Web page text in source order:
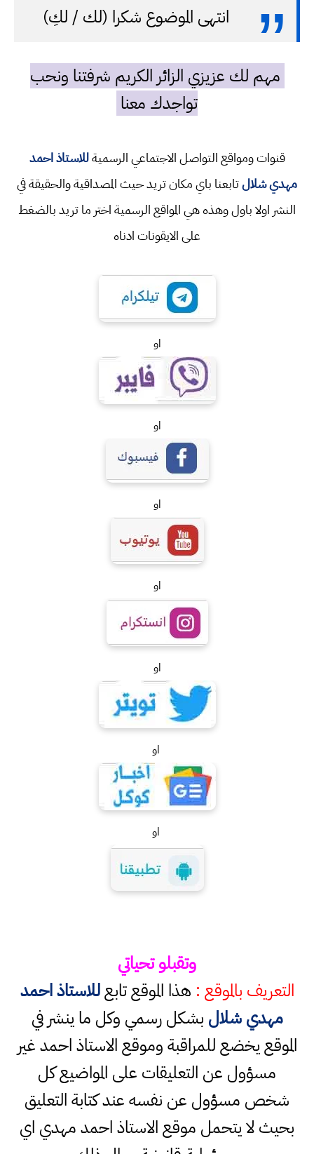
انتهى الموضوع شكرا (لك / لكِ)
مهم لك عزيزي الزائر الكريم شرفتنا ونحب
تواجدك معنا
قنوات ومواقع التواصل الاجتماعي الرسميةللاستاذ احمد
مهدي شلالتابعنا باي مكان تريد حيث المصداقية والحقيقة في
النشر اولا باول وهذه هي المواقع الرسمية اختر ما تريد بالضغط
على الايقونات ادناه
او
او
او
او
او
او
او
وتقبلو تحياتي
التعريف بالموقع : هذا الموقع تابعللاستاذ احمد
مهدي شلال بشكل رسمي وكل ما ينشر في
الموقع يخضع للمراقبة وموقع الاستاذ احمد غير
مسؤول عن التعليقات على المواضيع كل
شخص مسؤول عن نفسه عند كتابة التعليق
بحيث لا يتحمل موقع الاستاذ احمد مهدي اي